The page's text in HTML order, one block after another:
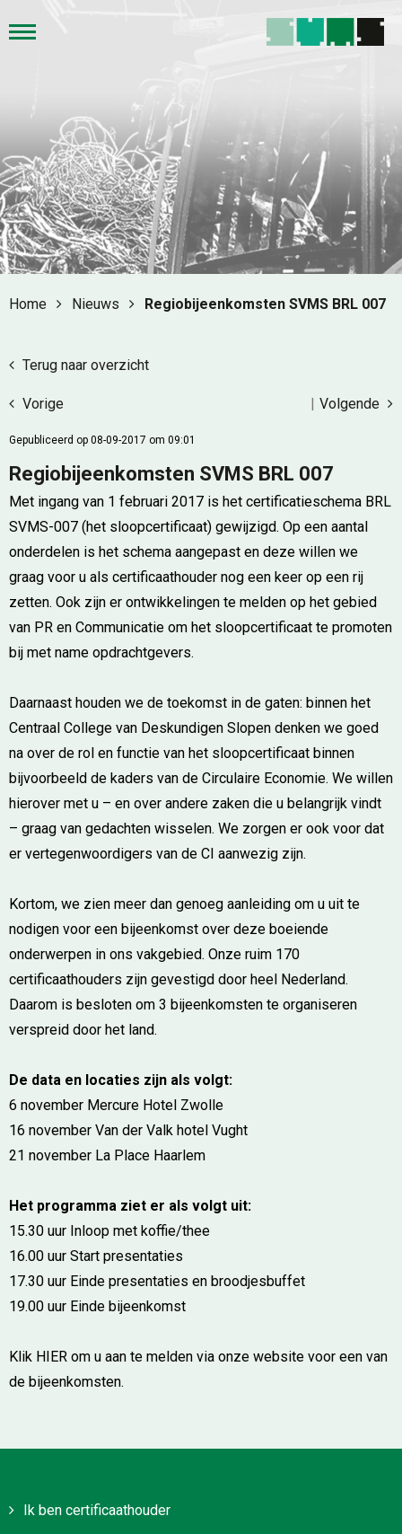
Home Nieuws Regiobijeenkomsten SVMS BRL 007
Terug naar overzicht
Volgende
|
Vorige
Gepubliceerd op 08-09-2017 om 09:01
Regiobijeenkomsten SVMS BRL 007
Met ingang van 1 februari 2017 is het certificatieschema BRL
SVMS-007 (het sloopcertificaat) gewijzigd. Op een aantal
onderdelen is het schema aangepast en deze willen we
graag voor u als certificaathouder nog een keer op een rij
zetten. Ook zijn er ontwikkelingen te melden op het gebied
van PR en Communicatie om het sloopcertificaat te promoten
bij met name opdrachtgevers.
Daarnaast houden we de toekomst in de gaten: binnen het
Centraal College van Deskundigen Slopen denken we goed
na over de rol en functie van het sloopcertificaat binnen
bijvoorbeeld de kaders van de Circulaire Economie. We willen
hierover met u – en over andere zaken die u belangrijk vindt
– graag van gedachten wisselen. We zorgen er ook voor dat
er vertegenwoordigers van de CI aanwezig zijn.
Kortom, we zien meer dan genoeg aanleiding om u uit te
nodigen voor een bijeenkomst over deze boeiende
onderwerpen in ons vakgebied. Onze ruim 170
certificaathouders zijn gevestigd door heel Nederland.
Daarom is besloten om 3 bijeenkomsten te organiseren
verspreid door het land.
De data en locaties zijn als volgt:
6 november Mercure Hotel Zwolle
16 november Van der Valk hotel Vught
21 november La Place Haarlem
Het programma ziet er als volgt uit:
15.30 uur Inloop met koffie/thee
16.00 uur Start presentaties
17.30 uur Einde presentaties en broodjesbuffet
19.00 uur Einde bijeenkomst
Klik HIER om u aan te melden via onze website voor een van
de bijeenkomsten.
Ik ben certificaathouder